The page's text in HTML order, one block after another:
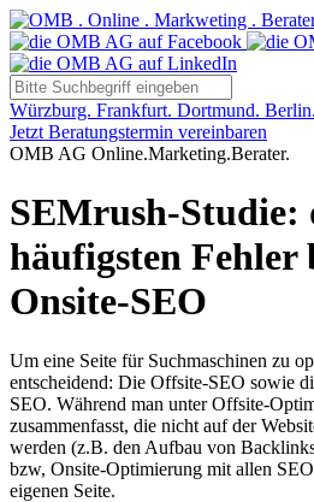
Würzburg. Frankfurt. Dortmund. Berlin.
Jetzt Beratungstermin vereinbaren
OMB AG Online.Marketing.Berater.
SEMrush-Studie:
häufigsten Fehler
Onsite-SEO
Um eine Seite für Suchmaschinen zu
entscheidend: Die Offsite-SEO sowie
SEO. Während man unter Offsite-
zusammenfasst, die nicht auf der
werden (z.B. den Aufbau von
bzw, Onsite-Optimierung mit allen
eigenen Seite.